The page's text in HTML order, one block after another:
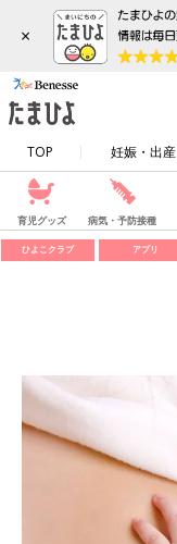
×
TOP 妊娠・出産
育児グッズ 病気・予防接種
ひよこクラブ アプリ